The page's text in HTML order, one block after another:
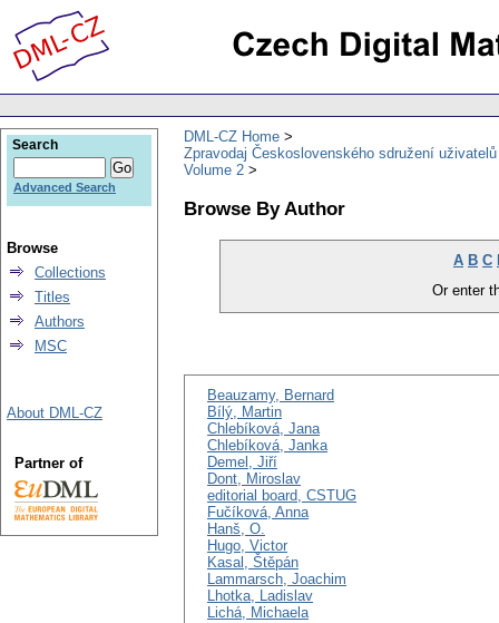
DML-CZ Home
Zpravodaj Československého sdružení uživatelů
Volume 2
Browse By Author
A B C
Or enter
Beauzamy, Bernard
Bílý, Martin
Chlebíková, Jana
Chlebíková, Janka
Demel, Jiří
Dont, Miroslav
editorial board, CSTUG
Fučíková, Anna
Hanš, O.
Hugo, Victor
Kasal, Štěpán
Lammarsch, Joachim
Lhotka, Ladislav
Lichá, Michaela
Search
Advanced Search
Browse
Collections
Titles
Authors
MSC
About DML-CZ
Partner of